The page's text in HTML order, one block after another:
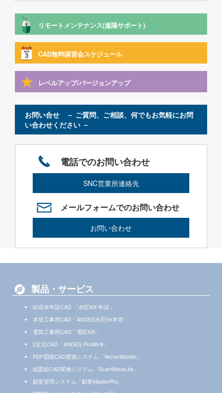
リモートメンテナンス(遠隔サポート)
CAD無料講習会スケジュール
レベルアップ/バージョンアップ
お問い合せ － ご質問、ご相談、何でもお気軽にお問
い合わせください －
電話でのお問い合わせ
SNC営業所連絡先
メールフォームでのお問い合わせ
お問い合わせ
製品・サービス
給排水申請CAD 「水匠NX 申請」
本管工事用CAD「ANDES水匠for本管」
電気工事用CAD「電匠NX」
2次元CAD「ANDES ProWinⅡ」
PDF図面CAD変換システム「VectorMaster」
紙図面CAD変換システム「ScanWaveLite」
顧客管理システム「顧客MasterPro」